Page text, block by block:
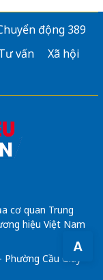
A
động 389
vấn
Xã hội
cơ quan Trung
hiệu Việt Nam
Cầu Giấy -